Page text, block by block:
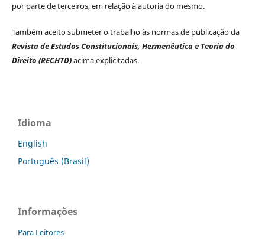
por parte de terceiros, em relação à autoria do mesmo.
Também aceito submeter o trabalho às normas de publicação da
Revista de Estudos Constitucionais, Hermenêutica e Teoria do
Direito (RECHTD)acima explicitadas.
Idioma
English
Português (Brasil)
Informações
Para Leitores